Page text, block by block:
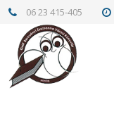
06 23 415-405